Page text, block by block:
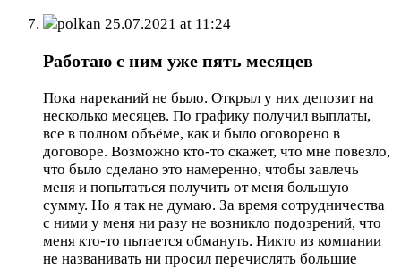
polkan 25.07.2021 at 11:24
Работаю с ним уже пять месяцев
Пока нареканий не было. Открыл у них депозит на
несколько месяцев. По графику получил выплаты,
все в полном объёме, как и было оговорено в
договоре. Возможно кто-то скажет, что мне повезло,
что было сделано это намеренно, чтобы завлечь
меня и попытаться получить от меня большую
сумму. Но я так не думаю. За время сотрудничества
с ними у меня ни разу не возникло подозрений, что
меня кто-то пытается обмануть. Никто из компании
не названивать ни просил перечислять большие